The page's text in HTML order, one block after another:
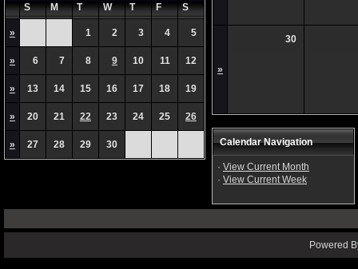
S M T W T F S
» 1 2 3 4 5
» 6 7 8 9 10 11 12
» 13 14 15 16 17 18 19
» 20 21 22 23 24 25 26
» 27 28 29 30
»
30
Calendar Navigation
· View Current Month
· View Current Week
Powered